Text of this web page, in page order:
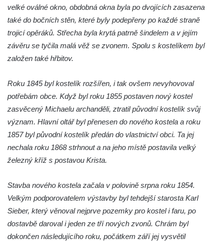
Pilát
Křížová cesta Římov – XVI. kaple – U
Herodesa
Křížová cesta Římov – XV. kaple – Malý
Pilát
Kaifáše (U Děvečky)
Křížová cesta Římov – XII. kaple – Vodní
brána
Křížová cesta Římov – XI. kaple – Ježíš
Křížová cesta Římov – X. kaple – U
Cedronu
Křížová cesta Římov – IX. kaple – U
chromého žida
velké oválné okno, obdobná okna byla po dvojících zasazena
také do bočních stěn, které byly podepřeny po každé straně
trojicí opěráků. Střecha byla krytá patrně šindelem a v jejím
závěru se tyčila malá věž se zvonem. Spolu s kostelíkem byl
založen také hřbitov.
Roku 1845 byl kostelík rozšířen, i tak ovšem nevyhovoval
potřebám obce. Když byl roku 1855 postaven nový kostel
zasvěcený Michaelu archanděli, ztratil původní kostelík svůj
význam. Hlavní oltář byl přenesen do nového kostela a roku
1857 byl původní kostelík předán do vlastnictví obci. Ta jej
nechala roku 1868 strhnout a na jeho místě postavila velký
železný kříž s postavou Krista.
Stavba nového kostela začala v polovině srpna roku 1854.
Velkým podporovatelem výstavby byl tehdejší starosta Karl
Sieber, který věnoval nejprve pozemky pro kostel i faru, po
dostavbě daroval i jeden ze tří nových zvonů. Chrám byl
dokončen následujícího roku, počátkem září jej vysvětil